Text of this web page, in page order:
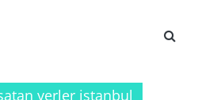
yerler istanbul